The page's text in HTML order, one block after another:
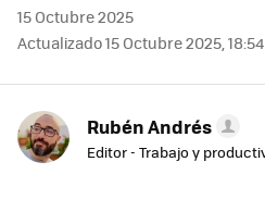
15 Octubre 2025
Actualizado 15 Octubre 2025, 18:54
Rubén Andrés
Editor - Trabajo y